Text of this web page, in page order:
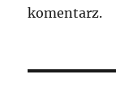
komentarz.